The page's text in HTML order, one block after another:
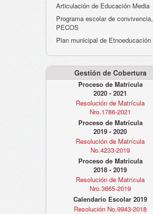
Articulación de Educación Media
Programa escolar de convivencia,
PECOS
Plan municipal de Etnoeducación
Gestión de Cobertura
Proceso de Matrícula
2020 - 2021
Resolución de Matrícula
Nro.1786-2021
Proceso de Matrícula
2019 - 2020
Resolución de Matrícula
No.4233-2019
Proceso de Matrícula
2018 - 2019
Resolución de Matrícula
Nro.3665-2019
Calendario Escolar 2019
Resolución No.9943-2018